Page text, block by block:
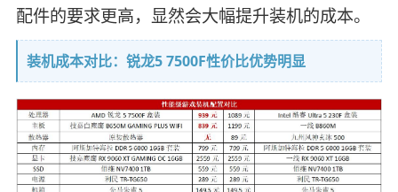
配件的要求更高，显然会大幅提升装机的成本。
装机成本对比：锐龙5 7500F性价比优势明显